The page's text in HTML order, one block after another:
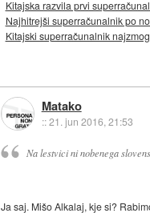
Kitajska razvila prvi
Najhitrejši superračunalnik po
Kitajski superračunalnik
Matako
::21. jun 2016, 21:53
Na lestvici ni nobenega
Ja saj. Mišo Alkalaj, kje si?